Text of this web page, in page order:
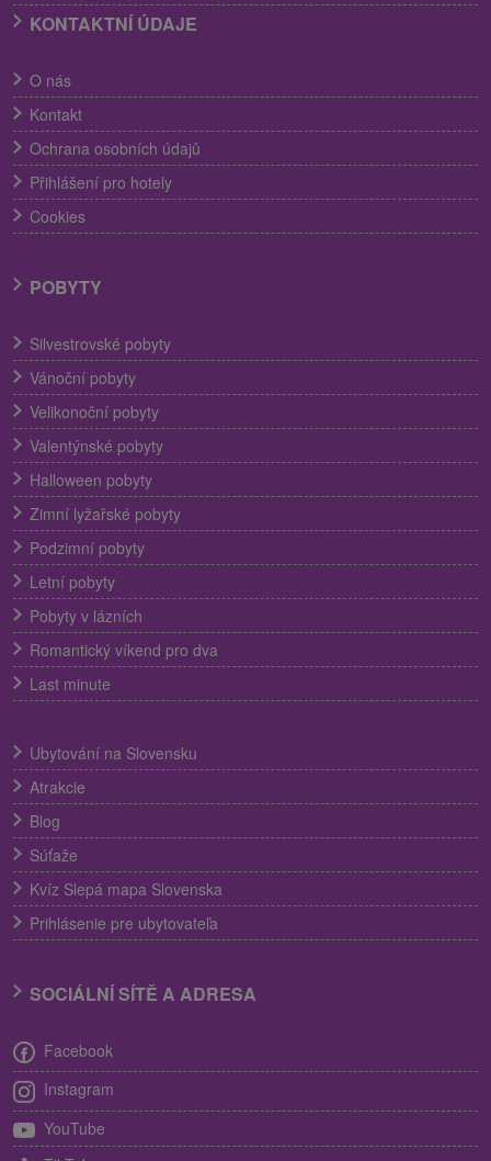
KONTAKTNÍ ÚDAJE
O nás
Kontakt
Ochrana osobních údajů
Přihlášení pro hotely
Cookies
POBYTY
Silvestrovské pobyty
Vánoční pobyty
Velikonoční pobyty
Valentýnské pobyty
Halloween pobyty
Zimní lyžařské pobyty
Podzimní pobyty
Letní pobyty
Pobyty v lázních
Romantický víkend pro dva
Last minute
Ubytování na Slovensku
Atrakcie
Blog
Súťaže
Kvíz Slepá mapa Slovenska
Prihlásenie pre ubytovateľa
SOCIÁLNÍ SÍTĚ A ADRESA
Facebook
Instagram
YouTube